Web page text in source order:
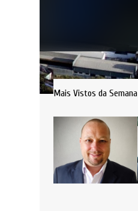
Mais Vistos da Semana